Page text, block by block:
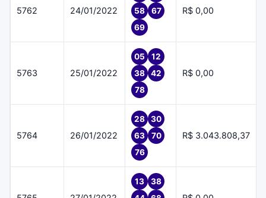
5762 24/01/2022
58
67
69
R$ 0,00
5763 25/01/2022
05
12
38
42
78
R$ 0,00
5764 26/01/2022
28
30
63
70
76
R$ 3.043.808,37
13
38